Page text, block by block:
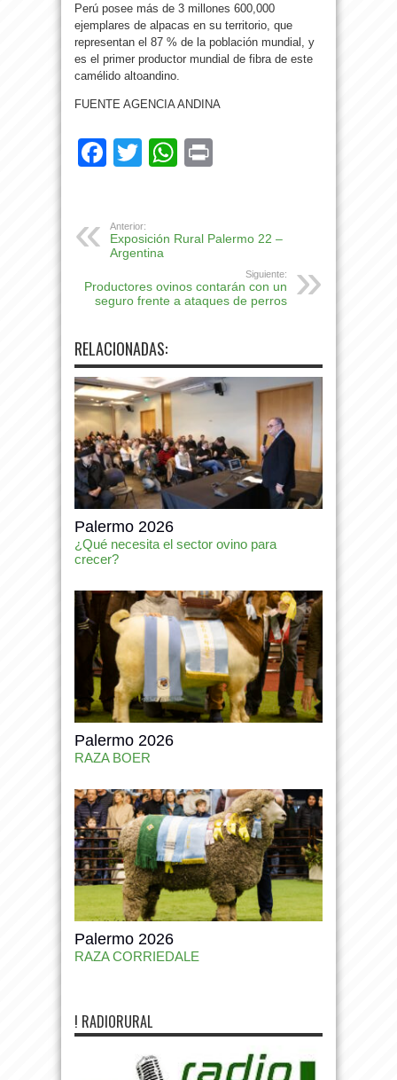
Perú posee más de 3 millones 600,000
ejemplares de alpacas en su territorio, que
representan el 87 % de la población mundial, y
es el primer productor mundial de fibra de este
camélido altoandino.
FUENTE AGENCIA ANDINA
Facebook
TwitterWhatsApp
Anterior:
Exposición Rural Palermo 22 –
Argentina
Siguiente:
Productores ovinos contarán con un
seguro frente a ataques de perros
RELACIONADAS:
Palermo 2026
¿Qué necesita el sector ovino para
crecer?
Palermo 2026
RAZA BOER
Palermo 2026
RAZA CORRIEDALE
! RADIORURAL